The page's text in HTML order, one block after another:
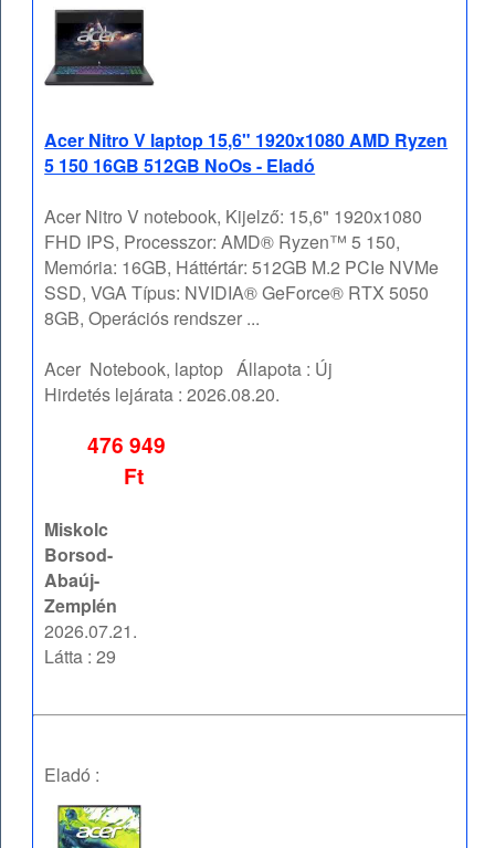
Acer Nitro V laptop 15,6" 1920x1080 AMD Ryzen
5 150 16GB 512GB NoOs - Eladó
Acer Nitro V notebook, Kijelző: 15,6" 1920x1080
FHD IPS, Processzor: AMD® Ryzen™ 5 150,
Memória: 16GB, Háttértár: 512GB M.2 PCIe NVMe
SSD, VGA Típus: NVIDIA® GeForce® RTX 5050
8GB, Operációs rendszer ...
Acer Notebook, laptop Állapota : Új
Hirdetés lejárata :2026.08.20.
476 949
Ft
Miskolc
Borsod-
Abaúj-
Zemplén
2026.07.21.
Látta : 29
Eladó :